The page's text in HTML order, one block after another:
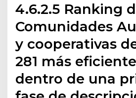
4.6.2.5 Ranking
Comunidades
y cooperativas
281 más
dentro de una